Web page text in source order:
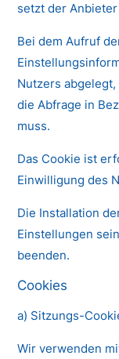
setzt der
Bei dem Aufruf
Nutzers
die Abfrage in
muss.
Das Cookie ist
Einwilligung des
Die Installation
Einstellungen
beenden.
Cookies
a) Sitzungs-
Wir verwenden